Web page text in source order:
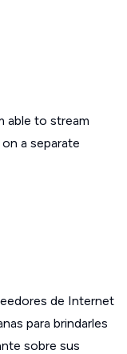
able to stream
a separate
de Internet
para brindarles
sobre sus